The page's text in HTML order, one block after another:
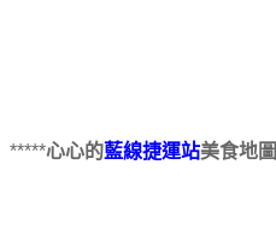
*****心心的藍線捷運站美食地圖